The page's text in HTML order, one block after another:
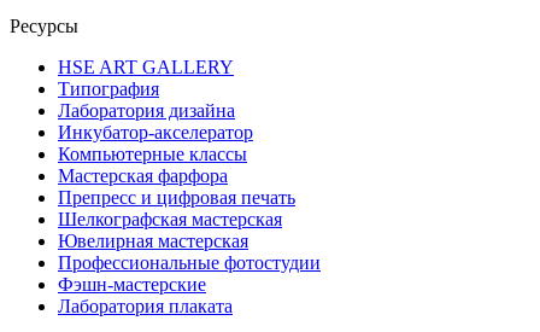
Ресурсы
HSE ART GALLERY
Типография
Лаборатория дизайна
Инкубатор-акселератор
Компьютерные классы
Мастерская фарфора
Препресс и цифровая печать
Шелкографская мастерская
Ювелирная мастерская
Профессиональные фотостудии
Фэшн-мастерские
Лаборатория плаката